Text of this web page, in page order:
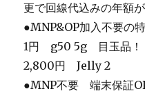
更で回線代込みの年額
●MNP&OP加入不要の
1円 g50 5g 目玉品！
2,800円 Jelly 2
●MNP不要 端末保証